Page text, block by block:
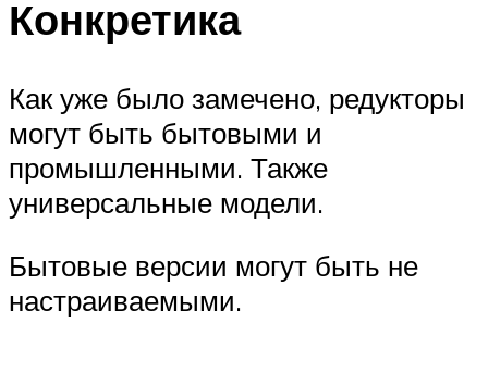
Конкретика
Как уже было замечено, редукторы
могут быть бытовыми и
промышленными. Также
универсальные модели.
Бытовые версии могут быть не
настраиваемыми.